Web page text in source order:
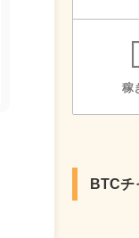
稼
BTCチ